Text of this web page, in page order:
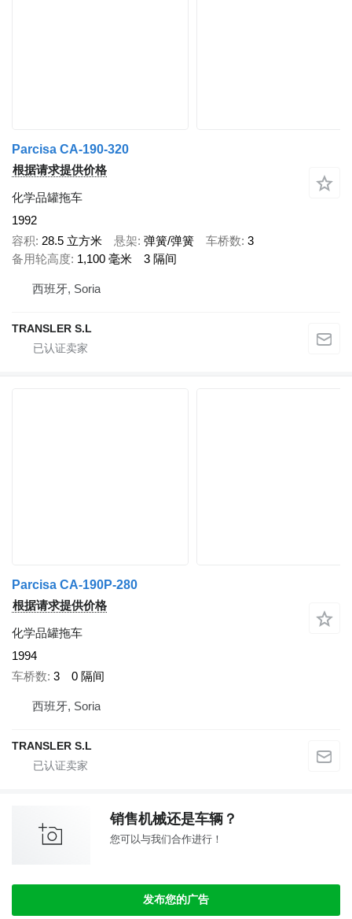
Parcisa CA-190-320
根据请求提供价格
化学品罐拖车
1992
容积 28.5 立方米 悬架 弹簧/弹簧 车桥数 3
备用轮高度 1,100 毫米 3 隔间
西班牙, Soria
TRANSLER S.L
Parcisa CA-190P-280
根据请求提供价格
化学品罐拖车
1994
车桥数 3 0 隔间
西班牙, Soria
TRANSLER S.L
销售机械还是车辆？
您可以与我们合作进行！
发布您的广告